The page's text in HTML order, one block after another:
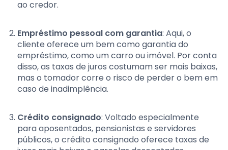
ao credor.
Empréstimo pessoal com garantia: Aqui, o
cliente oferece um bem como garantia do
empréstimo, como um carro ou imóvel. Por conta
disso, as taxas de juros costumam ser mais baixas,
mas o tomador corre o risco de perder o bem em
caso de inadimplência.
Crédito consignado: Voltado especialmente
para aposentados, pensionistas e servidores
públicos, o crédito consignado oferece taxas de